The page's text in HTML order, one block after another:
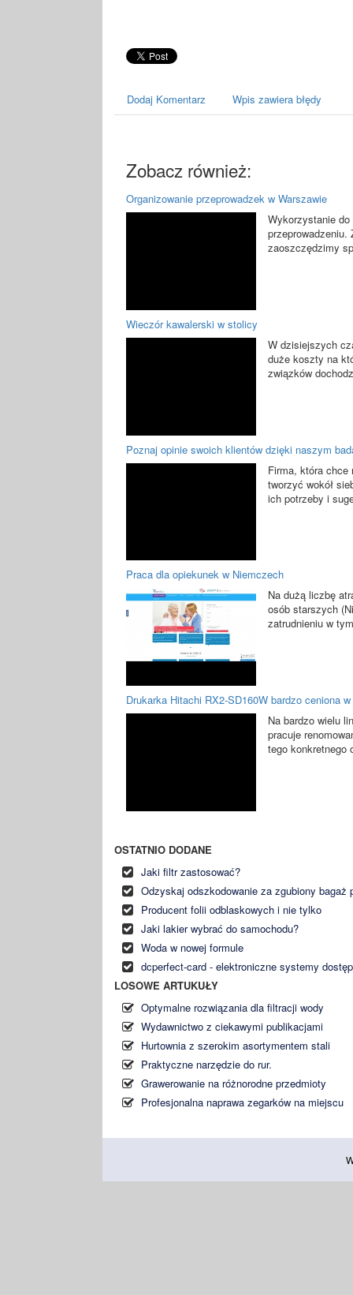
Dodaj Komentarz Wpis zawiera błędy
Zobacz również:
Organizowanie przeprowadzek w Warszawie
Wykorzystanie
przeprowadzeniu.
zaoszczędzimy
Wieczór kawalerski w stolicy
W dzisiejszych
duże koszty na
związków
Poznaj opinie swoich klientów dzięki naszym
Firma, która chce
tworzyć wokół
ich potrzeby i
Praca dla opiekunek w Niemczech
Na dużą liczbę
osób starszych
zatrudnieniu w
Drukarka Hitachi RX2-SD160W bardzo ceniona
Na bardzo wielu
pracuje
tego konkretnego
OSTATNIO DODANE
Jaki filtr zastosować?
Odzyskaj odszkodowanie za zgubiony bagaż
Producent folii odblaskowych i nie tylko
Jaki lakier wybrać do samochodu?
Woda w nowej formule
dcperfect-card - elektroniczne systemy
LOSOWE ARTUKUŁY
Optymalne rozwiązania dla filtracji wody
Wydawnictwo z ciekawymi publikacjami
Hurtownia z szerokim asortymentem stali
Praktyczne narzędzie do rur.
Grawerowanie na różnorodne przedmioty
Profesjonalna naprawa zegarków na miejscu